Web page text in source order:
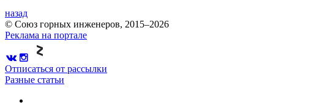
назад
© Союз горных инженеров, 2015–2026
Реклама на портале
Отписаться от рассылки
Разные статьи